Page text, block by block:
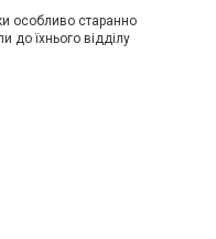
особливо старанно
до їхнього відділу